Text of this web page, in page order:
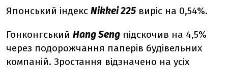
Японський індекс Nikkei 225 виріс на 0,54%.
Гонконгський Hang Seng підскочив на 4,5%
через подорожчання паперів будівельних
компаній. Зростання відзначено на усіх